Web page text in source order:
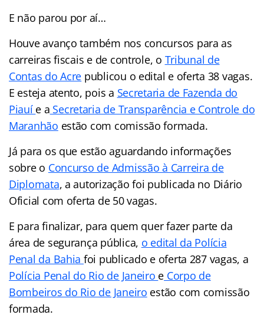
E não parou por aí…
Houve avanço também nos concursos para as
carreiras fiscais e de controle, o Tribunal de
Contas do Acre publicou o edital e oferta 38 vagas.
E esteja atento, pois a Secretaria de Fazenda do
Piauí e a Secretaria de Transparência e Controle do
Maranhão estão com comissão formada.
Já para os que estão aguardando informações
sobre o Concurso de Admissão à Carreira de
Diplomata, a autorização foi publicada no Diário
Oficial com oferta de 50 vagas.
E para finalizar, para quem quer fazer parte da
área de segurança pública, o edital da Polícia
Penal da Bahia foi publicado e oferta 287 vagas, a
Polícia Penal do Rio de Janeiro e Corpo de
Bombeiros do Rio de Janeiro estão com comissão
formada.